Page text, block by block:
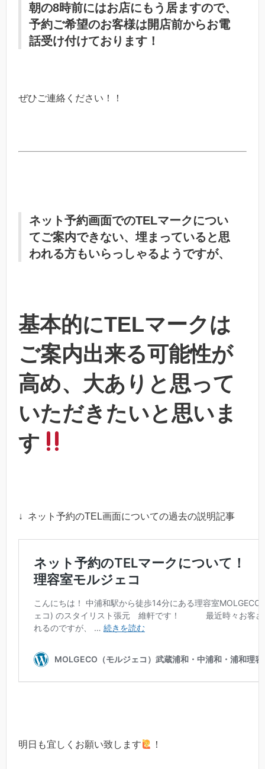
朝の8時前にはお店にもう居ますので、
予約ご希望のお客様は開店前からお電
話受け付けております！
ぜひご連絡ください！！
ネット予約画面でのTELマークについ
てご案内できない、埋まっていると思
われる方もいらっしゃるようですが、
基本的にTELマークは
ご案内出来る可能性が
高め、大ありと思って
いただきたいと思いま
す
↓ ネット予約のTEL画面についての過去の説明記事
明日も宜しくお願い致します ！